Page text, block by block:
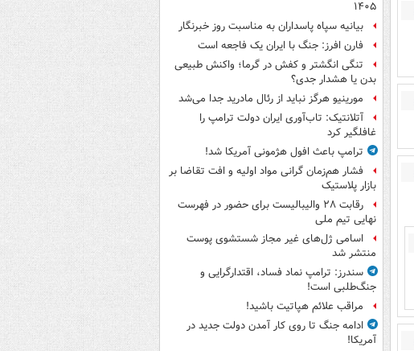
۱۴۰۵
بیانیه سپاه پاسداران به مناسبت روز خبرنگار
فارن افرز: جنگ با ایران یک فاجعه است
تنگی انگشتر و کفش در گرما؛ واکنش طبیعی
بدن یا هشدار جدی؟
مورینیو هرگز نباید از رئال مادرید جدا می‌شد
آتلانتیک: تاب‌آوری ایران دولت ترامپ را
غافلگیر کرد
ترامپ باعث افول هژمونی آمریکا شد!
فشار هم‌زمان گرانی مواد اولیه و افت تقاضا بر
بازار پلاستیک
رقابت ۲۸ والیبالیست برای حضور در فهرست
نهایی تیم ملی
اسامی ژل‌های غیر مجاز شستشوی پوست
منتشر شد
سندرز: ترامپ نماد فساد، اقتدارگرایی و
جنگ‌طلبی است!
مراقب علائم هپاتیت باشید!
ادامه جنگ تا روی کار آمدن دولت جدید در
آمریکا!